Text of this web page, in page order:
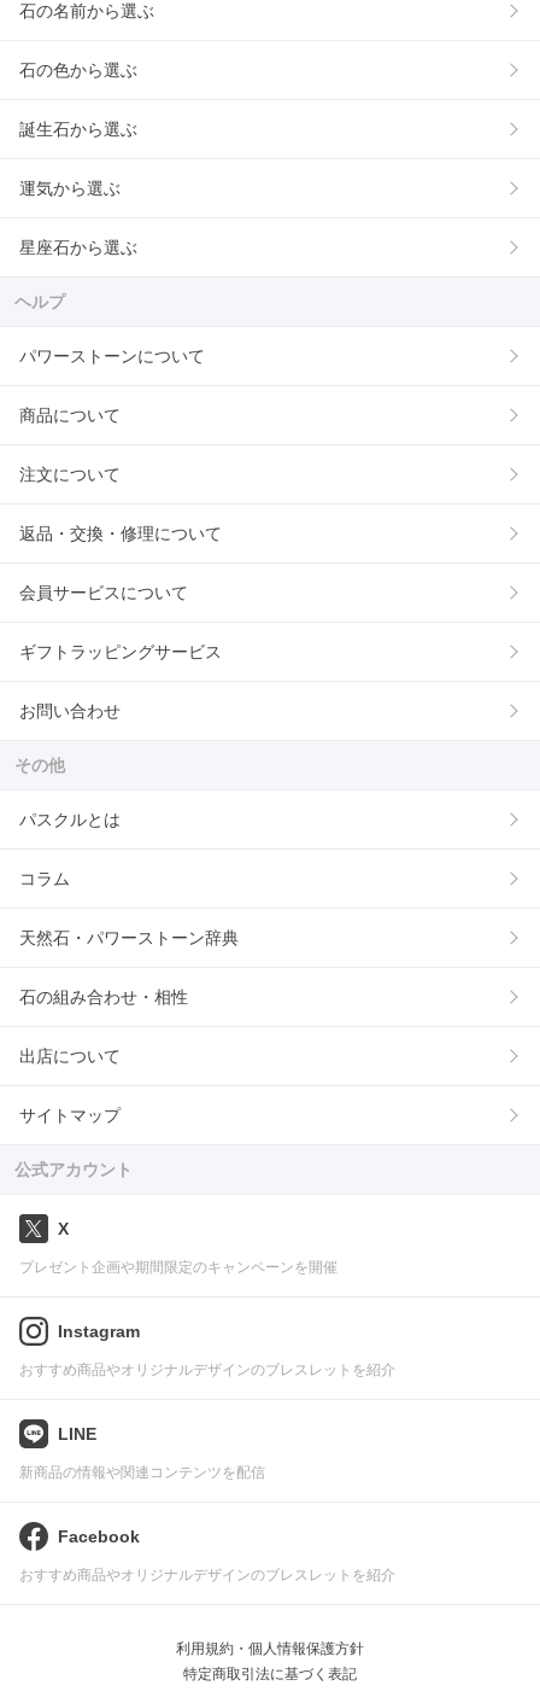
石の名前から選ぶ
石の色から選ぶ
誕生石から選ぶ
運気から選ぶ
星座石から選ぶ
ヘルプ
パワーストーンについて
商品について
注文について
返品・交換・修理について
会員サービスについて
ギフトラッピングサービス
お問い合わせ
その他
パスクルとは
コラム
天然石・パワーストーン辞典
石の組み合わせ・相性
出店について
サイトマップ
公式アカウント
X
プレゼント企画や期間限定のキャンペーンを開催
Instagram
おすすめ商品やオリジナルデザインのブレスレットを紹介
LINE
新商品の情報や関連コンテンツを配信
Facebook
おすすめ商品やオリジナルデザインのブレスレットを紹介
利用規約・個人情報保護方針
特定商取引法に基づく表記